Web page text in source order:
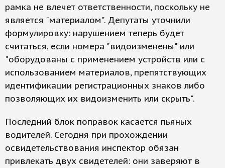
рамка не влечет ответственности, поскольку не
является "материалом". Депутаты уточнили
формулировку: нарушением теперь будет
считаться, если номера "видоизменены" или
"оборудованы с применением устройств или с
использованием материалов, препятствующих
идентификации регистрационных знаков либо
позволяющих их видоизменить или скрыть".
Последний блок поправок касается пьяных
водителей. Сегодня при прохождении
освидетельствования инспектор обязан
привлекать двух свидетелей: они заверяют в